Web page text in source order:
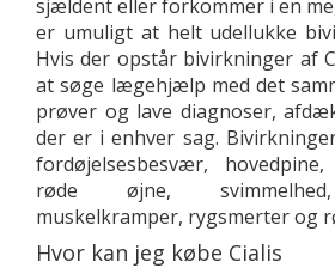
sjældent eller forkommer i en
er umuligt at helt udellukke
Hvis der opstår bivirkninger af
at søge lægehjælp med det
prøver og lave diagnoser,
der er i enhver sag.
fordøjelsesbesvær,
røde øjne, svimmelhed,
muskelkramper, rygsmerter og
Hvor kan jeg købe Cialis